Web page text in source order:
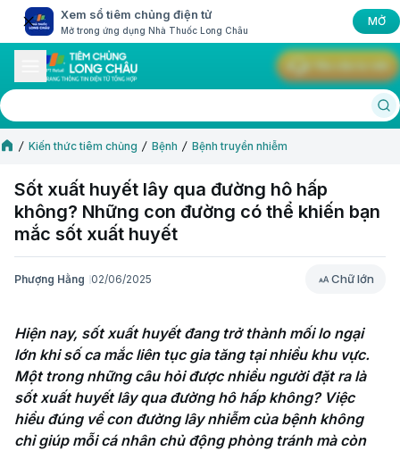
Xem sổ tiêm chủng điện tử
Mở trong ứng dụng Nhà Thuốc Long Châu
MỞ
Kiến thức tiêm chủng Bệnh Bệnh truyền nhiễm
Sốt xuất huyết lây qua đường hô hấp
không? Những con đường có thể khiến bạn
mắc sốt xuất huyết
Phượng Hằng 02/06/2025 Chữ lớn
Chữ lớn
Hiện nay, sốt xuất huyết đang trở thành mối lo ngại
lớn khi số ca mắc liên tục gia tăng tại nhiều khu vực.
Một trong những câu hỏi được nhiều người đặt ra là
sốt xuất huyết lây qua đường hô hấp không? Việc
hiểu đúng về con đường lây nhiễm của bệnh không
chỉ giúp mỗi cá nhân chủ động phòng tránh mà còn